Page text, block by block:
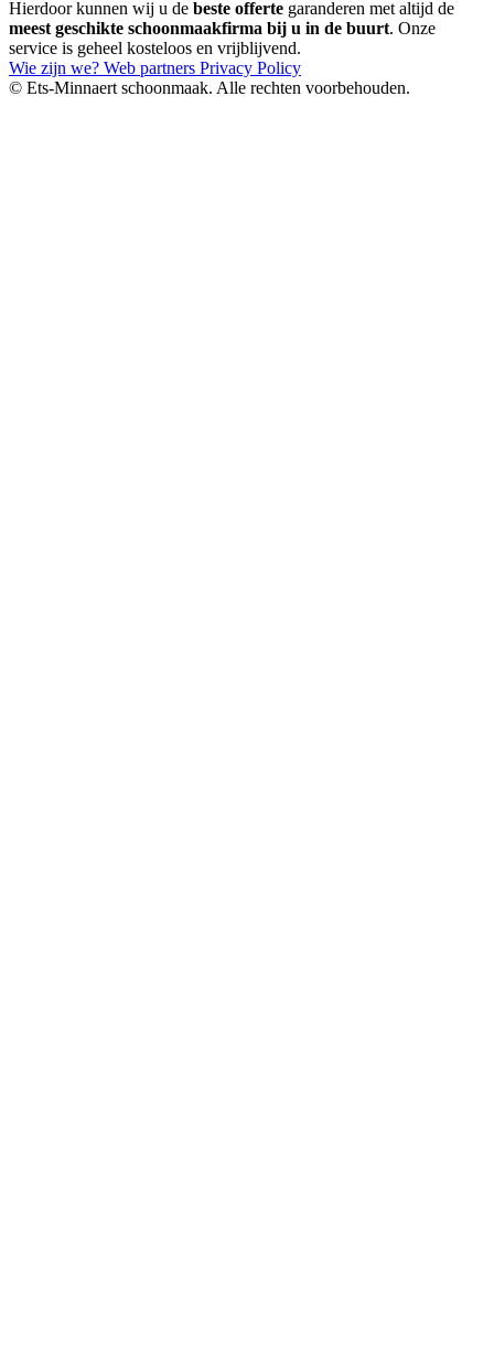
Hierdoor kunnen wij u de beste offerte garanderen met altijd de
meest geschikte schoonmaakfirma bij u in de buurt. Onze
service is geheel kosteloos en vrijblijvend.
Wie zijn we? Web partners Privacy Policy
© Ets-Minnaert schoonmaak. Alle rechten voorbehouden.